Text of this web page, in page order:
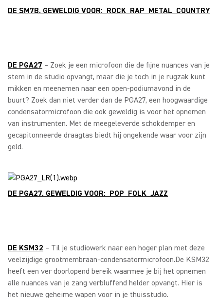
DE SM7B. GEWELDIG VOOR: ROCK RAP METAL COUNTRY
DE PGA27 – Zoek je een microfoon die de fijne nuances van je
stem in de studio opvangt, maar die je toch in je rugzak kunt
mikken en meenemen naar een open-podiumavond in de
buurt? Zoek dan niet verder dan de PGA27, een hoogwaardige
condensatormicrofoon die ook geweldig is voor het opnemen
van instrumenten. Met de meegeleverde schokdemper en
gecapitonneerde draagtas biedt hij ongekende waar voor zijn
geld.
DE PGA27. GEWELDIG VOOR: POP FOLK JAZZ
DE KSM32 – Til je studiowerk naar een hoger plan met deze
veelzijdige grootmembraan-condensatormicrofoon.De KSM32
heeft een ver doorlopend bereik waarmee je bij het opnemen
alle nuances van je zang verbluffend helder opvangt. Hier is
het nieuwe geheime wapen voor in je thuisstudio.